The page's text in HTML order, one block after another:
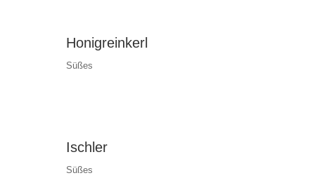
Honigreinkerl
Süßes
Ischler
Süßes